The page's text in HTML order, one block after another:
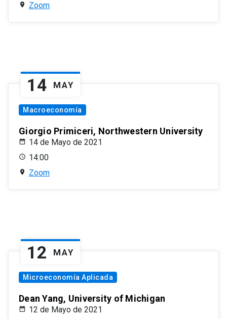
Zoom
14 MAY
Macroeconomía
Giorgio Primiceri, Northwestern University
14 de Mayo de 2021
14:00
Zoom
12 MAY
Microeconomía Aplicada
Dean Yang, University of Michigan
12 de Mayo de 2021